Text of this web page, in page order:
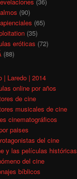
(90)
(65)
(35)
eróticas (72)
(88)
| Laredo | 2014
online por años
de cine
musicales de cine
cinematográficos
paises
del cine
y las películas históricas
del cine
bíblicos